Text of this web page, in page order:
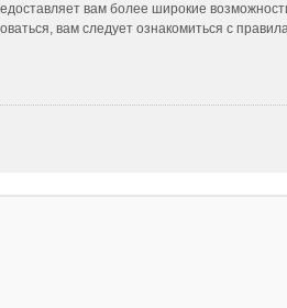
вам более широкие
вам следует ознакомиться с